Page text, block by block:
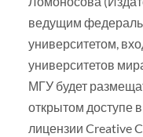
ведущим
университетом,
университетов
МГУ будет
открытом доступе
лицензии Creative